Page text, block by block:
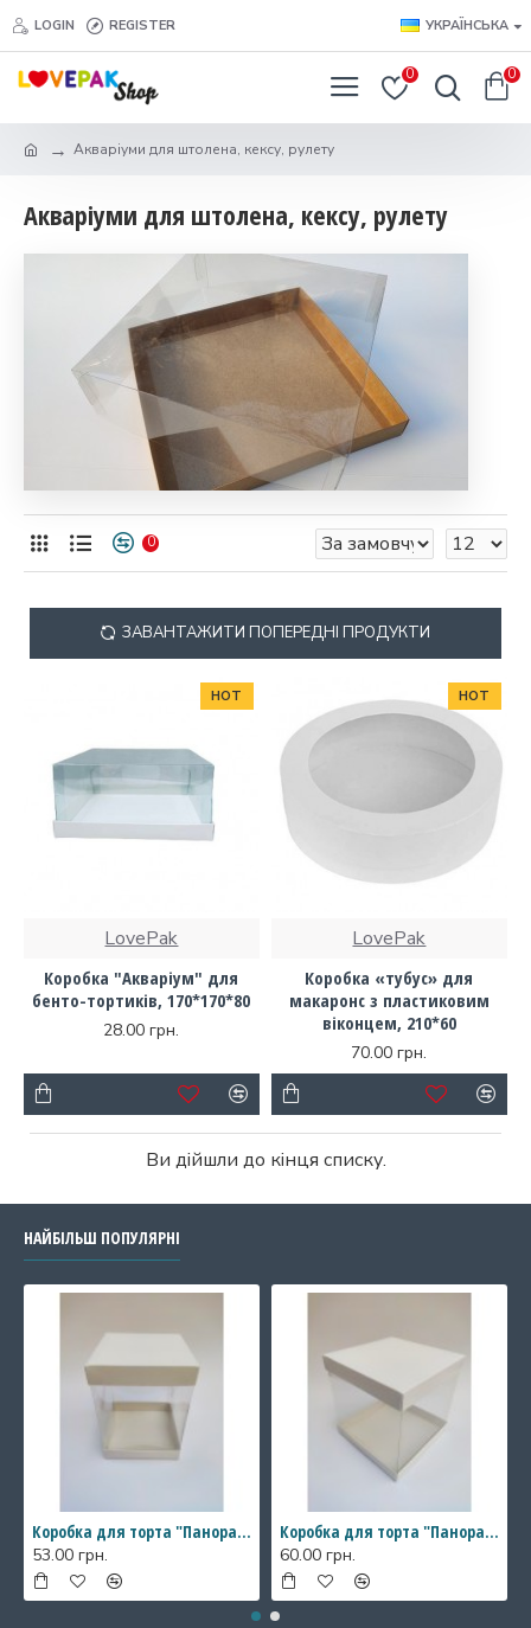
LOGIN REGISTER УКРАЇНСЬКА
0 0
Акваріуми для штолена, кексу, рулету
Акваріуми для штолена, кексу, рулету
0
ЗАВАНТАЖИТИ ПОПЕРЕДНІ ПРОДУКТИ
HOT
LovePak
Коробка "Акваріум" для
бенто-тортиків, 170*170*80
28.00 грн.
HOT
LovePak
Коробка «тубус» для
макаронс з пластиковим
віконцем, 210*60
70.00 грн.
Ви дійшли до кінця списку.
НАЙБІЛЬШ ПОПУЛЯРНІ
Коробка для торта "Панорама" з прозорими стінками, 146*146*200 мм
53.00 грн.
Коробка для торта "Панорама" з прозорими стінками, 196*196*200 мм
60.00 грн.